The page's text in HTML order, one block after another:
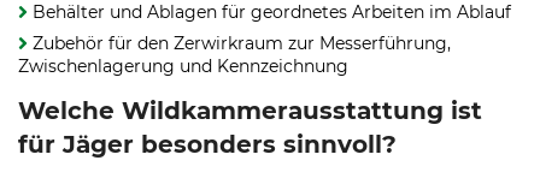
Behälter und Ablagen für geordnetes Arbeiten im Ablauf
Zubehör für den Zerwirkraum zur Messerführung,
Zwischenlagerung und Kennzeichnung
Welche Wildkammerausstattung ist
für Jäger besonders sinnvoll?